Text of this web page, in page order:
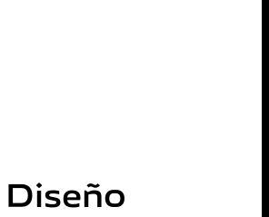
Diseño